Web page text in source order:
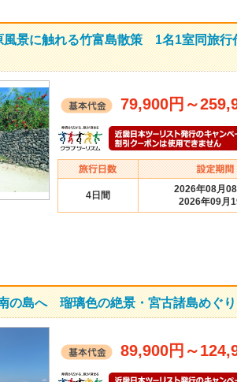
風景に触れる竹富島散策 1名1室同旅
79,900円 ～
4日間
2026年08月
2026年09月
の島へ 瑠璃色の絶景・宮古諸島めぐ
89,900円 ～